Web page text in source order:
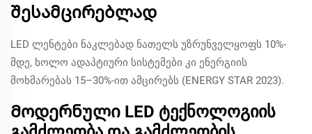
შესამცირებლად
LED ლენტები ნაკლებად ნათელს უზრუნველყოფს 10%-
მდე, ხოლო ადაპტიური სისტემები კი ენერგიის
მოხმარებას 15–30%-ით ამცირებს (ENERGY STAR 2023).
Მოდერნული LED ტექნოლოგიის